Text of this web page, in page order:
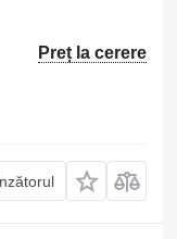
Preț la cerere